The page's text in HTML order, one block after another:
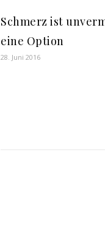
Schmerz ist
eine Option
28. Juni 2016